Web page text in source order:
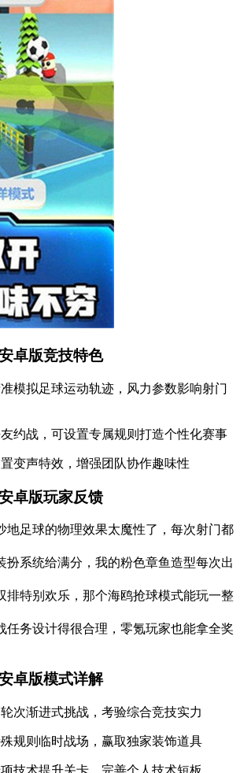
卓版竞技特色
模拟足球运动轨迹，风力参数影响射门
约战，可设置专属规则打造个性化赛事
变声特效，增强团队协作趣味性
卓版玩家反馈
地足球的物理效果太魔性了，每次射门都
扮系统给满分，我的粉色章鱼造型每次出
排特别欢乐，那个海鸥抢球模式能玩一整
任务设计得很合理，零氪玩家也能拿全奖
卓版模式详解
次渐进式挑战，考验综合竞技实力
规则临时战场，赢取独家装饰道具
技术提升关卡，完善个人技术短板